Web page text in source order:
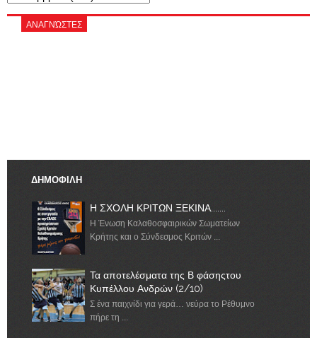
ΑΝΑΓΝΏΣΤΕΣ
ΔΗΜΟΦΙΛΗ
Η ΣΧΟΛΗ ΚΡΙΤΩΝ ΞΕΚΙΝΑ.......
Η Ένωση Καλαθοσφαιρικών Σωματείων
Κρήτης και ο Σύνδεσμος Κριτών ...
Τα αποτελέσματα της Β φάσηςτου
Κυπέλλου Ανδρών (2/10)
Σ ένα παιχνίδι για γερά… νεύρα το Ρέθυμνο
πήρε τη ...